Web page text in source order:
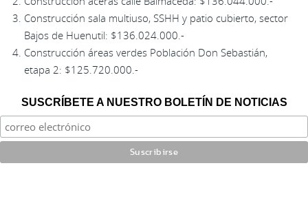
Construcción sala multiuso, SSHH y patio cubierto, sector
Bajos de Huenutil: $136.024.000.-
Construcción áreas verdes Población Don Sebastián,
etapa 2: $125.720.000.-
SUSCRÍBETE A NUESTRO BOLETÍN DE NOTICIAS